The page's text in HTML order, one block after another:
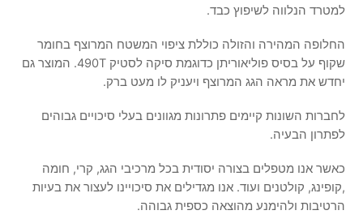
למטרד הנלווה לשיפוץ כבד.
החלופה המהירה והזולה כוללת ציפוי המשטח המרוצף בחומר
שקוף על בסיס פוליאוריתן כדוגמת סיקה לסטיק 490T. המוצר גם
יחדש את מראה הגג המרוצף ויעניק לו מעט ברק.
לחברות השונות קיימים פתרונות מגוונים בעלי סיכויים גבוהים
לפתרון הבעיה.
כאשר אנו מטפלים בצורה יסודית בכל מרכיבי הגג, קרי, חומה
,קופינג, קולטנים ועוד. אנו מגדילים את סיכויינו לעצור את בעיות
הרטיבות ולהימנע מהוצאה כספית גבוהה.